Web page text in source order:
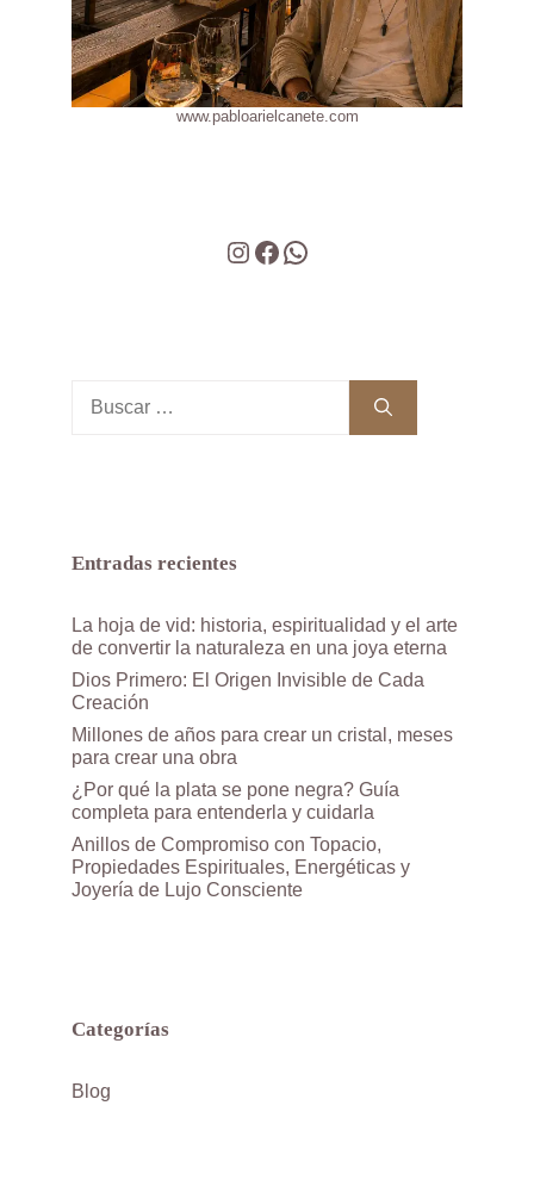
www.pabloarielcanete.com
Instagram
Facebook
WhatsApp
Entradas recientes
La hoja de vid: historia, espiritualidad y el arte
de convertir la naturaleza en una joya eterna
Dios Primero: El Origen Invisible de Cada
Creación
Millones de años para crear un cristal, meses
para crear una obra
¿Por qué la plata se pone negra? Guía
completa para entenderla y cuidarla
Anillos de Compromiso con Topacio,
Propiedades Espirituales, Energéticas y
Joyería de Lujo Consciente
Categorías
Blog